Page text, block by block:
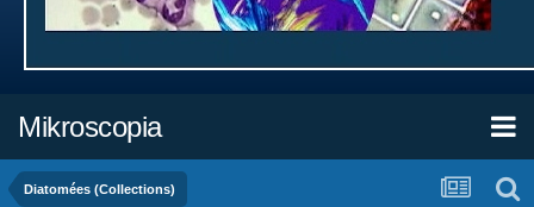
Mikroscopia
Diatomées (Collections)